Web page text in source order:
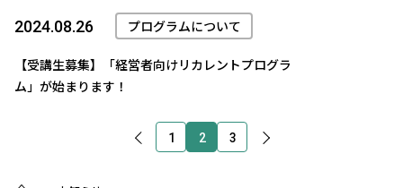
2024.08.26 プログラムについて
【受講生募集】「経営者向けリカレントプログラ
ム」が始まります！
1 2 3